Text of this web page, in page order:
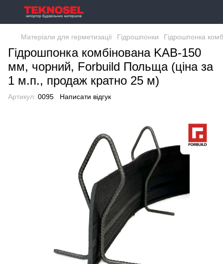
Матеріали для герметизації Гідрошпонки Гідрошпонка
Гідрошпонка комбінована KAB-150
мм, чорний, Forbuild Польща (ціна за
1 м.п., продаж кратно 25 м)
Артикул: 0095 Написати відгук